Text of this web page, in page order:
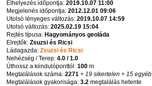
Elhelyezés időpontja:2019.10.07 11:00
Megjelenés időpontja:2012.12.01 09:06
Utolsó lényeges változás:2019.10.07 14:59
Utolsó változás:2025.02.19 15:04
Rejtés típusa:Hagyományos geoláda
Elrejtők:Zsuzsi és Ricsi
Ládagazda:Zsuzsi és Ricsi
Nehézség / Terep:4.0 / 1.0
Úthossz a kiindulóponttól:100 m
Megtalálások száma:2271 + 19 sikertelen + 15 egyéb
Megtalálások gyakorisága:3.2 megtalálás hetente